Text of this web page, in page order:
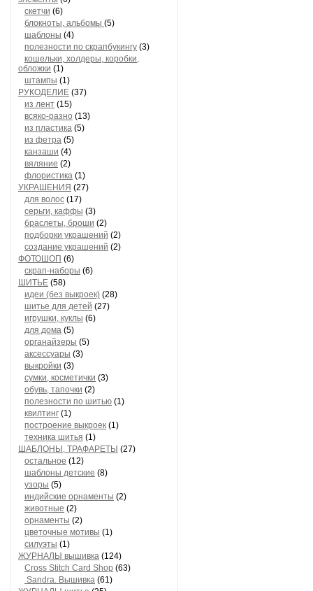
скетчи (6)
блокноты, альбомы (5)
шаблоны (4)
полезности по скрапбукингу (3)
кошельки, холдеры, коробки,
обложки (1)
штампы (1)
РУКОДЕЛИЕ (37)
из лент (15)
всяко-разно (13)
из пластика (5)
из фетра (5)
канзаши (4)
вяляние (2)
флористика (1)
УКРАШЕНИЯ (27)
для волос (17)
серьги, каффы (3)
браслеты, броши (2)
подборки украшений (2)
создание украшений (2)
ФОТОШОП (6)
скрап-наборы (6)
ШИТЬЕ (58)
идеи (без выкроек) (28)
шитье для детей (27)
игрушки, куклы (6)
для дома (5)
органайзеры (5)
аксессуары (3)
выкройки (3)
сумки, косметички (3)
обувь, тапочки (2)
полезности по шитью (1)
квилтинг (1)
построение выкроек (1)
техника шитья (1)
ШАБЛОНЫ, ТРАФАРЕТЫ (27)
остальное (12)
шаблоны детские (8)
узоры (5)
индийские орнаменты (2)
животные (2)
орнаменты (2)
цветочные мотивы (1)
силуэты (1)
ЖУРНАЛЫ вышивка (124)
Cross Stitch Card Shop (63)
Sandra. Вышивка (61)